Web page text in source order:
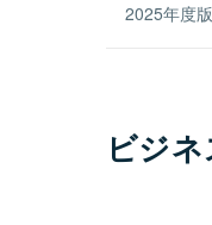
2025年度
ビジ